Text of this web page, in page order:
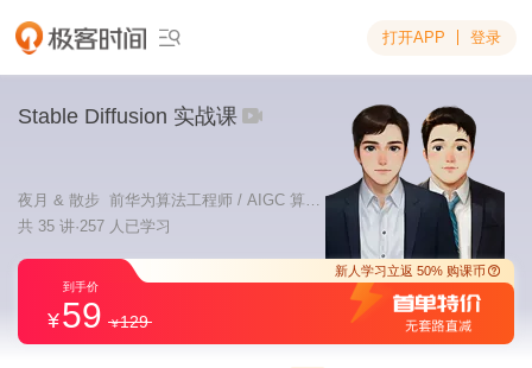
 打开APP 登录
Stable Diffusion 实战课​
夜月 ​& 散步​ 前华为算法工程师 / AIGC 算法工程师
共 35 讲·257 人已学习
59 129
新人学习立返